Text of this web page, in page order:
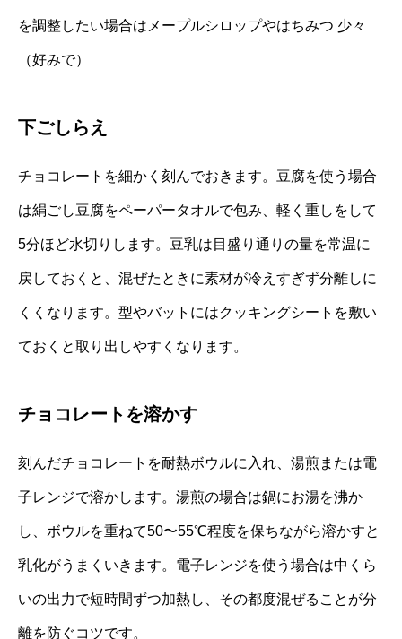
を調整したい場合はメープルシロップやはちみつ 少々
（好みで）
下ごしらえ
チョコレートを細かく刻んでおきます。豆腐を使う場合
は絹ごし豆腐をペーパータオルで包み、軽く重しをして
5分ほど水切りします。豆乳は目盛り通りの量を常温に
戻しておくと、混ぜたときに素材が冷えすぎず分離しに
くくなります。型やバットにはクッキングシートを敷い
ておくと取り出しやすくなります。
チョコレートを溶かす
刻んだチョコレートを耐熱ボウルに入れ、湯煎または電
子レンジで溶かします。湯煎の場合は鍋にお湯を沸か
し、ボウルを重ねて50〜55℃程度を保ちながら溶かすと
乳化がうまくいきます。電子レンジを使う場合は中くら
いの出力で短時間ずつ加熱し、その都度混ぜることが分
離を防ぐコツです。